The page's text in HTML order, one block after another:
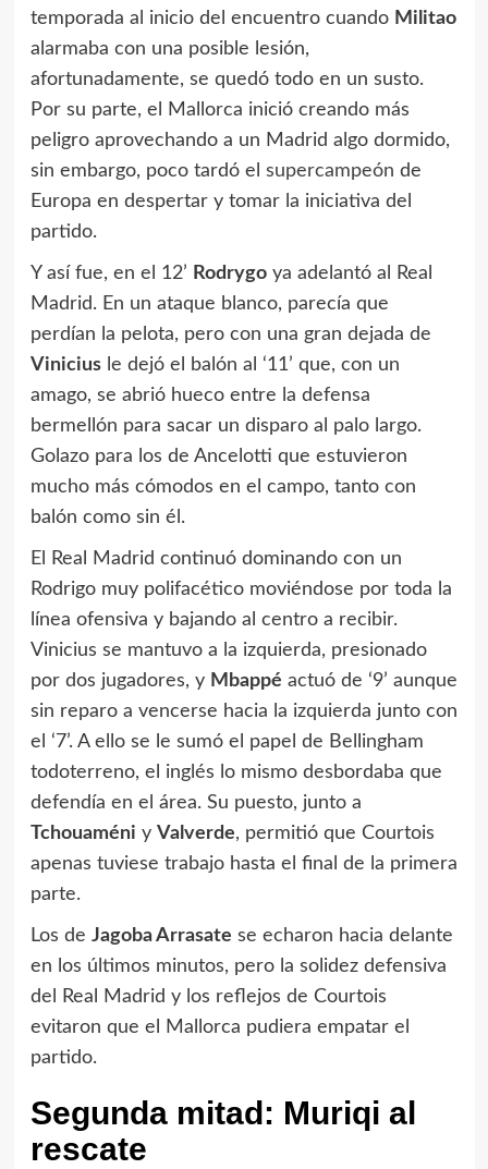
temporada al inicio del encuentro cuando Militao
alarmaba con una posible lesión,
afortunadamente, se quedó todo en un susto.
Por su parte, el Mallorca inició creando más
peligro aprovechando a un Madrid algo dormido,
sin embargo, poco tardó el supercampeón de
Europa en despertar y tomar la iniciativa del
partido.
Y así fue, en el 12’ Rodrygoya adelantó al Real
Madrid. En un ataque blanco, parecía que
perdían la pelota, pero con una gran dejada de
Viniciusle dejó el balón al ‘11’ que, con un
amago, se abrió hueco entre la defensa
bermellón para sacar un disparo al palo largo.
Golazo para los de Ancelotti que estuvieron
mucho más cómodos en el campo, tanto con
balón como sin él.
El Real Madrid continuó dominando con un
Rodrigo muy polifacético moviéndose por toda la
línea ofensiva y bajando al centro a recibir.
Vinicius se mantuvo a la izquierda, presionado
por dos jugadores, y Mbappé actuó de ‘9’ aunque
sin reparo a vencerse hacia la izquierda junto con
el ‘7’. A ello se le sumó el papel de Bellingham
todoterreno, el inglés lo mismo desbordaba que
defendía en el área. Su puesto, junto a
Tchouaméni y Valverde, permitió que Courtois
apenas tuviese trabajo hasta el final de la primera
parte.
Los de Jagoba Arrasate se echaron hacia delante
en los últimos minutos, pero la solidez defensiva
del Real Madrid y los reflejos de Courtois
evitaron que el Mallorca pudiera empatar el
partido.
Segunda mitad: Muriqi al
rescate